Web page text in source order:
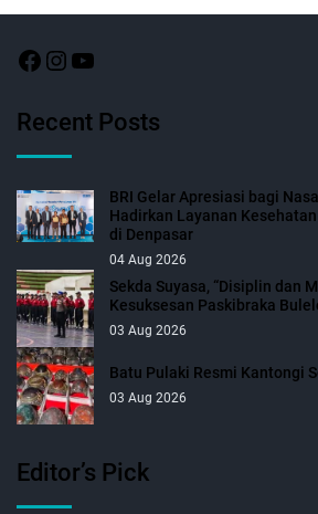
Recent Posts
BRI Gelar Apresiasi bagi
Hadirkan Layanan
di Denpasar
04 Aug 2026
Sekda Suyasa, “Disiplin dan
Kesuksesan Paskibraka
03 Aug 2026
Batu Pulaki Resmi Kantongi
03 Aug 2026
Editor’s Pick